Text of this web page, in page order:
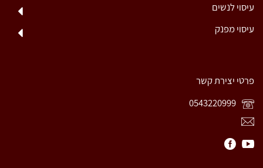
עיסוי לנשים
עיסוי מפנק
פרטי יצירת קשר